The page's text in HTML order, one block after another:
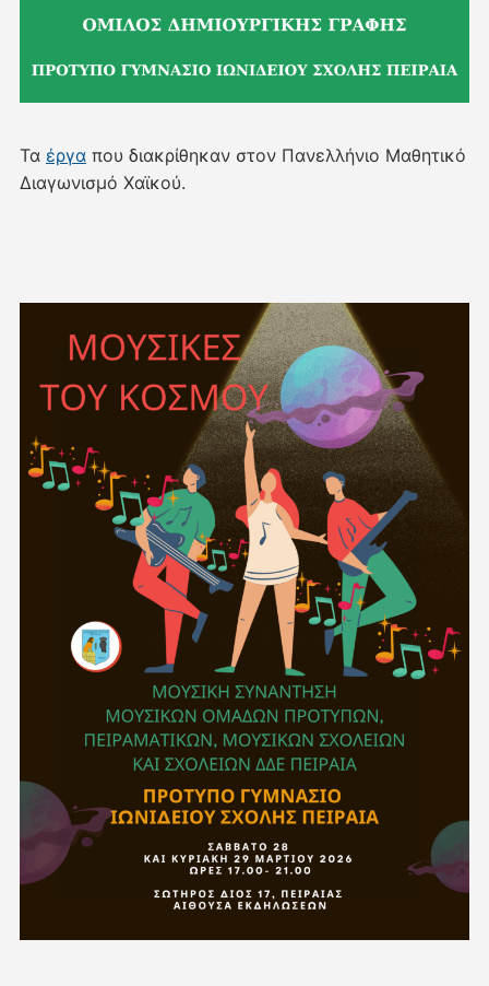
Τα έργαπου διακρίθηκαν στον Πανελλήνιο Μαθητικό
Διαγωνισμό Χαϊκού.